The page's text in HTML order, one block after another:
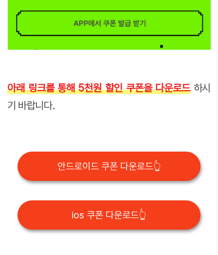
아래 링크를 통해 5천원 할인 쿠폰을 다운로드하시
기 바랍니다.
안드로이드 쿠폰 다운로드👆
ios 쿠폰 다운로드👆